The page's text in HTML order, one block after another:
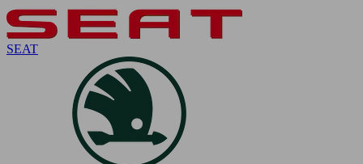
SEAT